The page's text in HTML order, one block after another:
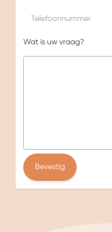
Wat is uw vraag?
Bevestig